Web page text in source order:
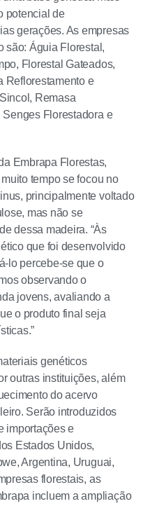
potencial de
gerações. As empresas
são: Águia Florestal,
Florestal Gateados,
Reflorestamento e
Remasa
Florestadora e
Embrapa Florestas,
tempo se focou no
principalmente voltado
mas não se
dessa madeira. “Às
que foi desenvolvido
lo percebe-se que o
observando o
jovens, avaliando a
o produto final seja
genéticos
outras instituições, além
do acervo
Serão introduzidos
importações e
Estados Unidos,
Argentina, Uruguai,
florestais, as
incluem a ampliação